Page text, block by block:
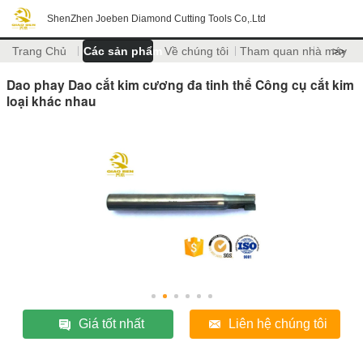
ShenZhen Joeben Diamond Cutting Tools Co,.Ltd
Trang Chủ Các sản phẩm Về chúng tôi Tham quan nhà máy
>>
Dao phay Dao cắt kim cương đa tinh thể Công cụ cắt kim
loại khác nhau
Giá tốt nhất Liên hệ chúng tôi